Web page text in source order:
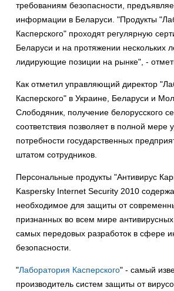
требованиям безопасности,
информации в Беларуси. "Продукты
Касперского" проходят регулярную
Беларуси и на протяжении нескольких
лидирующие позиции на рынке", -
Как отметил управляющий директор
Касперского" в Украине, Беларуси и
Слободяник, получение белорусского
соответствия позволяет в полной мере
потребности государственных
штатом сотрудников.
Персональные продукты "Антивирус
Kaspersky Internet Security 2010
необходимое для защиты от
признанных во всем мире
самых передовых разработок в сфере
безопасности.
"Лаборатория Касперского" - самый
производитель систем защиты от